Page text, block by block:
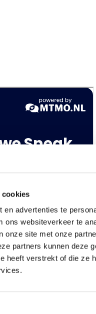
cookies
en advertenties te
ons websiteverkeer te
onze site met onze
partners kunnen deze
heeft verstrekt of die ze